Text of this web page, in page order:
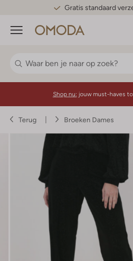
Gratis standaard
Menu
Shop nu: jouw must-haves
Terug Broeken Dames